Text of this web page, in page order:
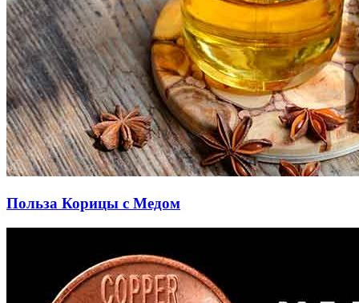
Польза Корицы с Медом